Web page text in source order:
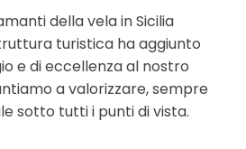
della vela in Sicilia
turistica ha aggiunto
e di eccellenza al nostro
a valorizzare, sempre
sotto tutti i punti di vista.